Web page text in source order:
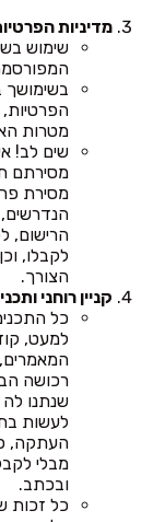
מדיניות
שימוש
בשימושך
מטרות
שים לב!
מסירתם
מסירת
הרישום,
לקבלו,
הצורך.
קניין רוחני
כל
למעט,
המאמרים,
רכושה
שנתנו
לעשות
העתקה,
מבלי
ובכתב.
כל זכות